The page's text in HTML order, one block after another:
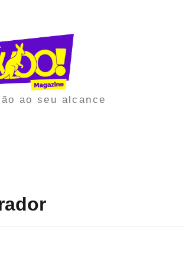
ao seu alcance